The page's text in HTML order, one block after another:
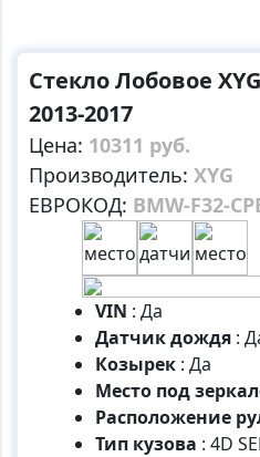
Стекло Лобовое
2013-2017
Цена: 10311 руб.
Производитель: XYG
ЕВРОКОД: BMW-F32-
VIN : Да
Датчик дождя:
Козырек: Да
Место под
Расположение
Тип кузова : 4D